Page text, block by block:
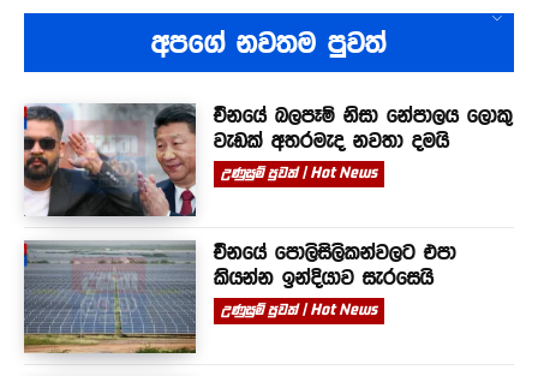
අපගේ නවතම පුවත්
චීනයේ බලපෑම් නිසා නේපාලය ලොකු
වැඩක් අතරමැද නවතා දමයි
උණුසුම් පුවත් | Hot News
චීනයේ පොලිසිලිකන්වලට එපා
කියන්න ඉන්දියාව සැරසෙයි
උණුසුම් පුවත් | Hot News